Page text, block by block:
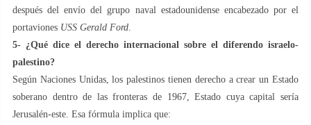
después del envío del grupo naval estadounidense encabezado por el
portaviones USS Gerald Ford
5- ¿Qué dice el derecho internacional sobre el diferendo israelo-
palestino?
Según Naciones Unidas, los palestinos tienen derecho a crear un Estado
soberano dentro de las fronteras de 1967, Estado cuya capital sería
Jerusalén-este. Esa fórmula implica que: